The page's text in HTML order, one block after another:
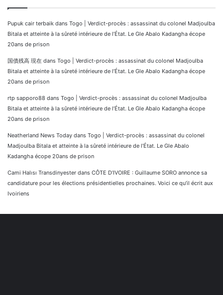
Pupuk cair terbaik dans Togo | Verdict-procès : assassinat du colonel Madjoulba
Bitala et atteinte à la sûreté intérieure de l’État. Le Gle Abalo Kadangha écope
20ans de prison
国債残高 現在 dans Togo | Verdict-procès : assassinat du colonel Madjoulba
Bitala et atteinte à la sûreté intérieure de l’État. Le Gle Abalo Kadangha écope
20ans de prison
rtp sapporo88 dans Togo | Verdict-procès : assassinat du colonel Madjoulba
Bitala et atteinte à la sûreté intérieure de l’État. Le Gle Abalo Kadangha écope
20ans de prison
Neatherland News Today dans Togo | Verdict-procès : assassinat du colonel
Madjoulba Bitala et atteinte à la sûreté intérieure de l’État. Le Gle Abalo
Kadangha écope 20ans de prison
Cami Halısı Transdinyester dans CÔTE D’IVOIRE : Guillaume SORO annonce sa
candidature pour les élections présidentielles prochaines. Voici ce qu’il écrit aux
Ivoiriens